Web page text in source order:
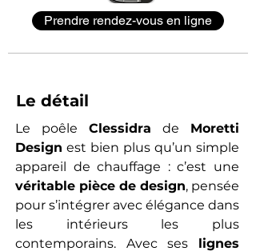
Prendre rendez-vous en ligne
Le détail
Le poêle Clessidra de Moretti
Design est bien plus qu’un simple
véritable pièce de design, pensée
pour s’intégrer avec élégance dans
les intérieurs les plus
contemporains. Avec ses lignes